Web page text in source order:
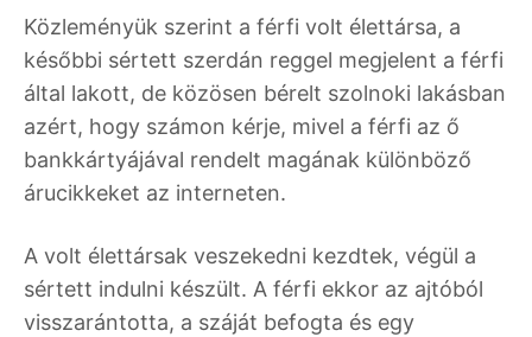
Közleményük szerint a férfi volt élettársa, a
későbbi sértett szerdán reggel megjelent a férfi
által lakott, de közösen bérelt szolnoki lakásban
azért, hogy számon kérje, mivel a férfi az ő
bankkártyájával rendelt magának különböző
árucikkeket az interneten.
A volt élettársak veszekedni kezdtek, végül a
sértett indulni készült. A férfi ekkor az ajtóból
visszarántotta, a száját befogta és egy